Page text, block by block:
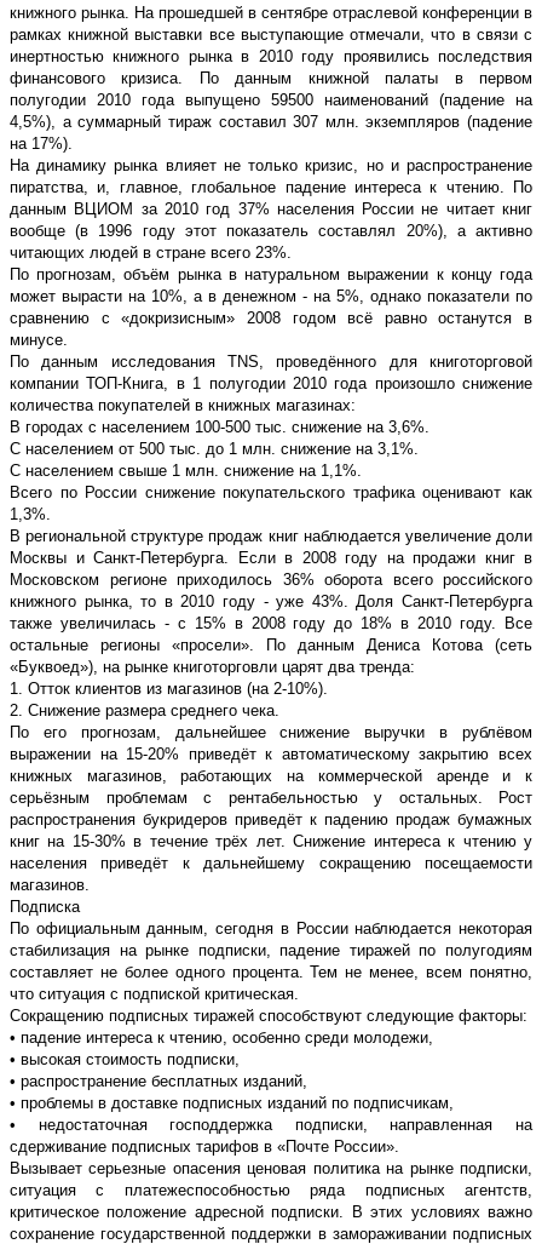
книжного рынка. На прошедшей в сентябре отраслевой конференции в
рамках книжной выставки все выступающие отмечали, что в связи с
инертностью книжного рынка в 2010 году проявились последствия
финансового кризиса. По данным книжной палаты в первом
полугодии 2010 года выпущено 59500 наименований (падение на
4,5%), а суммарный тираж составил 307 млн. экземпляров (падение
на 17%).
На динамику рынка влияет не только кризис, но и распространение
пиратства, и, главное, глобальное падение интереса к чтению. По
данным ВЦИОМ за 2010 год 37% населения России не читает книг
вообще (в 1996 году этот показатель составлял 20%), а активно
читающих людей в стране всего 23%.
По прогнозам, объём рынка в натуральном выражении к концу года
может вырасти на 10%, а в денежном - на 5%, однако показатели по
сравнению с «докризисным» 2008 годом всё равно останутся в
минусе.
По данным исследования TNS, проведённого для книготорговой
компании ТОП-Книга, в 1 полугодии 2010 года произошло снижение
количества покупателей в книжных магазинах:
В городах с населением 100-500 тыс. снижение на 3,6%.
С населением от 500 тыс. до 1 млн. снижение на 3,1%.
С населением свыше 1 млн. снижение на 1,1%.
Всего по России снижение покупательского трафика оценивают как
1,3%.
В региональной структуре продаж книг наблюдается увеличение доли
Москвы и Санкт-Петербурга. Если в 2008 году на продажи книг в
Московском регионе приходилось 36% оборота всего российского
книжного рынка, то в 2010 году - уже 43%. Доля Санкт-Петербурга
также увеличилась - с 15% в 2008 году до 18% в 2010 году. Все
остальные регионы «просели». По данным Дениса Котова (сеть
«Буквоед»), на рынке книготорговли царят два тренда:
1. Отток клиентов из магазинов (на 2-10%).
2. Снижение размера среднего чека.
По его прогнозам, дальнейшее снижение выручки в рублёвом
выражении на 15-20% приведёт к автоматическому закрытию всех
книжных магазинов, работающих на коммерческой аренде и к
серьёзным проблемам с рентабельностью у остальных. Рост
распространения букридеров приведёт к падению продаж бумажных
книг на 15-30% в течение трёх лет. Снижение интереса к чтению у
населения приведёт к дальнейшему сокращению посещаемости
магазинов.
Подписка
По официальным данным, сегодня в России наблюдается некоторая
стабилизация на рынке подписки, падение тиражей по полугодиям
составляет не более одного процента. Тем не менее, всем понятно,
что ситуация с подпиской критическая.
Сокращению подписных тиражей способствуют следующие факторы:
• падение интереса к чтению, особенно среди молодежи,
• высокая стоимость подписки,
• распространение бесплатных изданий,
• проблемы в доставке подписных изданий по подписчикам,
• недостаточная господдержка подписки, направленная на
сдерживание подписных тарифов в «Почте России».
Вызывает серьезные опасения ценовая политика на рынке подписки,
ситуация с платежеспособностью ряда подписных агентств,
критическое положение адресной подписки. В этих условиях важно
сохранение государственной поддержки в замораживании подписных